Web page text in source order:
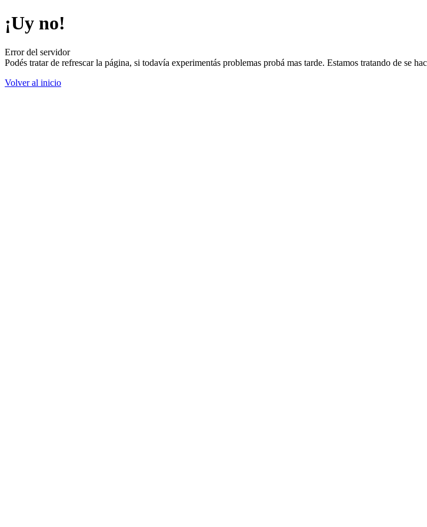
¡Uy no!
Error del servidor
Podés tratar de refrescar la página, si todavía experimentás problemas probá mas tarde. Estamos tratando de se
Volver al inicio